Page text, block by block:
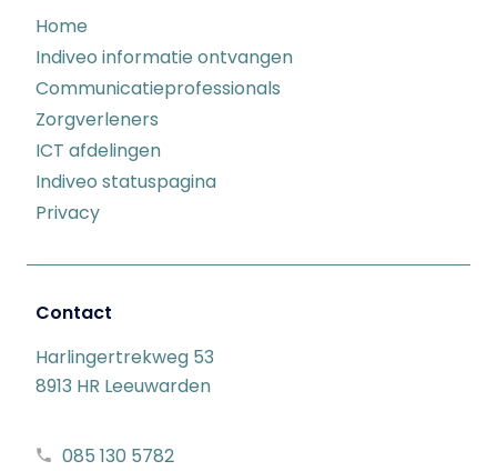
Home
Indiveo informatie ontvangen
Communicatieprofessionals
Zorgverleners
ICT afdelingen
Indiveo statuspagina
Privacy
Contact
Harlingertrekweg 53
8913 HR Leeuwarden
085 130 5782